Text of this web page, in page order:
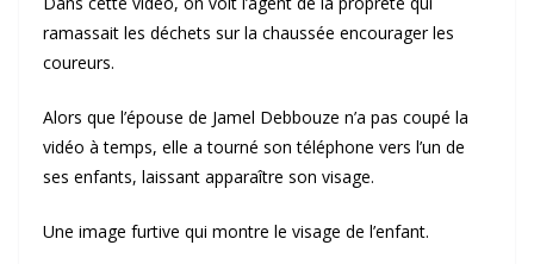
ramassait les déchets sur la chaussée encourager les
coureurs.
Alors que l’épouse de Jamel Debbouze n’a pas coupé la
vidéo à temps, elle a tourné son téléphone vers l’un de
ses enfants, laissant apparaître son visage.
Une image furtive qui montre le visage de l’enfant.